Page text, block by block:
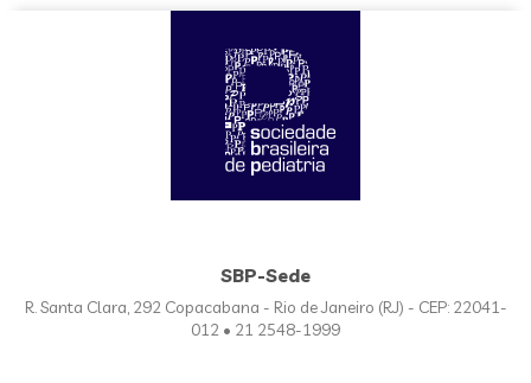
SBP-Sede
R. Santa Clara, 292 Copacabana - Rio de Janeiro (RJ) - CEP: 22041-
012 • 21 2548-1999